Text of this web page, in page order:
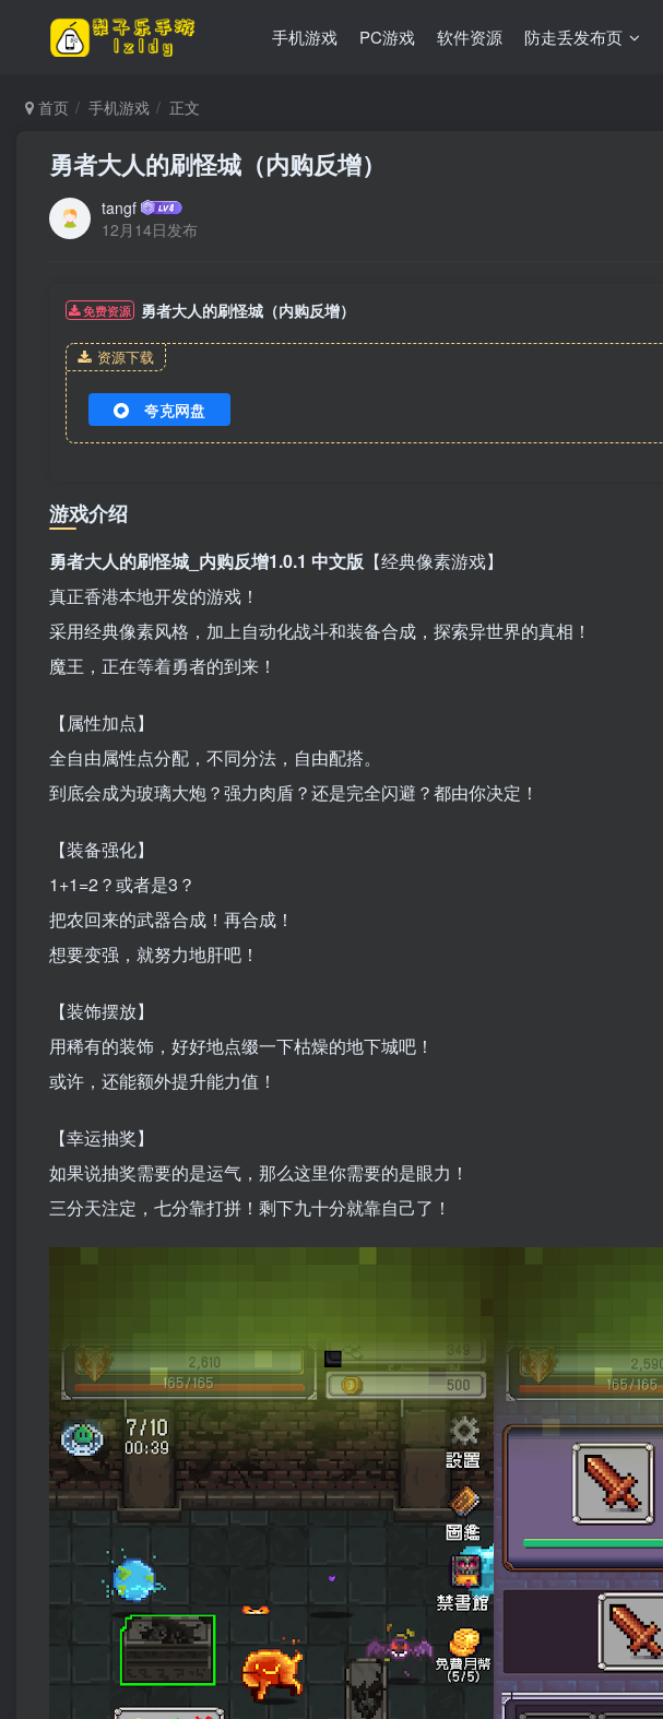
手机游戏 PC游戏 软件资源 防走丢发布页
首页 手机游戏 正文
勇者大人的刷怪城（内购反增）
tangf
12月14日发布
免费资源 勇者大人的刷怪城（内购反增）
资源下载
夸克网盘
游戏介绍
勇者大人的刷怪城_内购反增1.0.1 中文版 【经典像素游戏】
真正香港本地开发的游戏！
采用经典像素风格，加上自动化战斗和装备合成，探索异世界的真相！
魔王，正在等着勇者的到来！
【属性加点】
全自由属性点分配，不同分法，自由配搭。
到底会成为玻璃大炮？强力肉盾？还是完全闪避？都由你决定！
【装备强化】
1+1=2？或者是3？
把农回来的武器合成！再合成！
想要变强，就努力地肝吧！
【装饰摆放】
用稀有的装饰，好好地点缀一下枯燥的地下城吧！
或许，还能额外提升能力值！
【幸运抽奖】
如果说抽奖需要的是运气，那么这里你需要的是眼力！
三分天注定，七分靠打拼！剩下九十分就靠自己了！